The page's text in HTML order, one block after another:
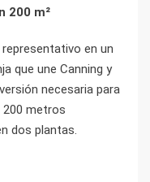
200 m²
en un
que une Canning y
necesaria para
200 metros
dos plantas.